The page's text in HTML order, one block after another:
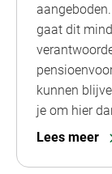
gaat dit
kunnen
je om hier
Lees meer